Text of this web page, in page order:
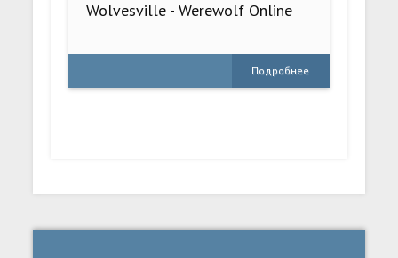
Wolvesville - Werewolf Online
Подробнее